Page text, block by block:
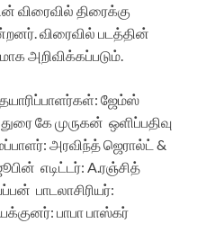
விரைவில் திரைக்கு
விரைவில் படத்தின்
அறிவிக்கப்படும்.
தயாரிப்பாளர்கள்: ஜேம்ஸ்
கே முருகன் ஒளிப்பதிவு
அரவிந்த் ஜெரால்ட் &
எடிட்டர்: A.ரஞ்சித்
பாடலாசிரியர்:
பாபா பாஸ்கர்